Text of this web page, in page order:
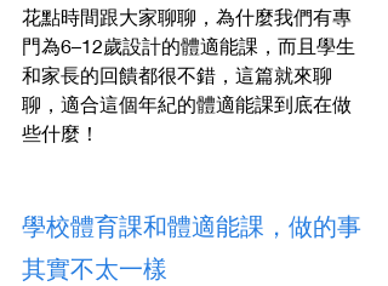
花點時間跟大家聊聊，為什麼我們有專
門為6–12歲設計的體適能課，而且學生
和家長的回饋都很不錯，這篇就來聊
聊，適合這個年紀的體適能課到底在做
些什麼！
學校體育課和體適能課，做的事
其實不太一樣